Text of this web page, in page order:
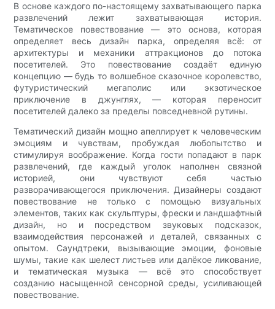
В основе каждого по-настоящему захватывающего парка
развлечений лежит захватывающая история.
Тематическое повествование — это основа, которая
определяет весь дизайн парка, определяя всё: от
архитектуры и механики аттракционов до потока
посетителей. Это повествование создаёт единую
концепцию — будь то волшебное сказочное королевство,
футуристический мегаполис или экзотическое
приключение в джунглях, — которая переносит
посетителей далеко за пределы повседневной рутины.
Тематический дизайн мощно апеллирует к человеческим
эмоциям и чувствам, пробуждая любопытство и
стимулируя воображение. Когда гости попадают в парк
развлечений, где каждый уголок наполнен связной
историей, они чувствуют себя частью
разворачивающегося приключения. Дизайнеры создают
повествование не только с помощью визуальных
элементов, таких как скульптуры, фрески и ландшафтный
дизайн, но и посредством звуковых подсказок,
взаимодействия персонажей и деталей, связанных с
опытом. Саундтреки, вызывающие эмоции, фоновые
шумы, такие как шелест листьев или далёкое ликование,
и тематическая музыка — всё это способствует
созданию насыщенной сенсорной среды, усиливающей
повествование.